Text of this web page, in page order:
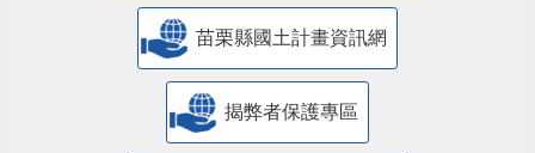
苗栗縣國土計畫資訊網
揭弊者保護專區